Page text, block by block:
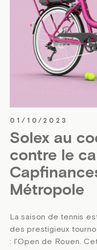
01/10/2023
Solex au
contre le
Métropole
La saison de tennis
des prestigieux
: l'Open de Rouen.